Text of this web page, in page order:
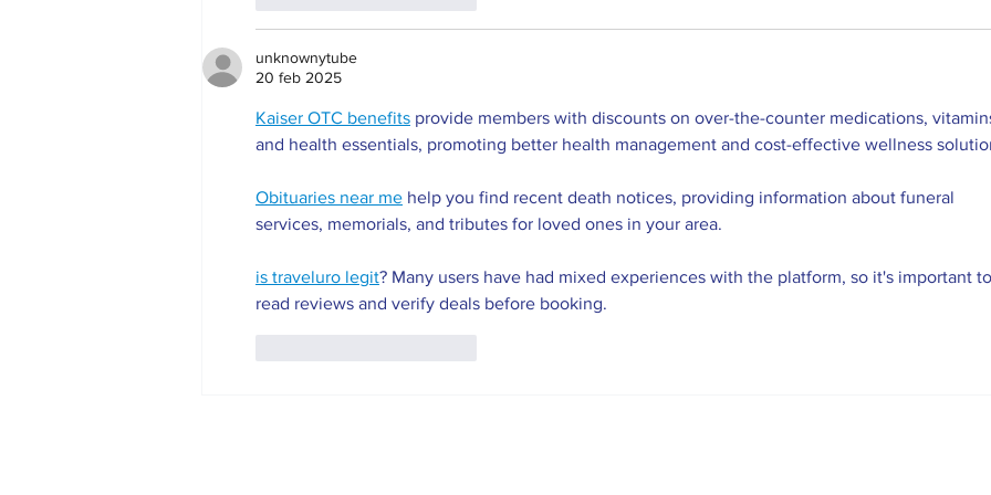
unknownytube
20 feb 2025
Kaiser OTC benefits provide members with discounts on over-the-counter medications,
and health essentials, promoting better health management and cost-effective wellness
Obituaries near me help you find recent death notices, providing information about funeral
services, memorials, and tributes for loved ones in your area.
is traveluro legit? Many users have had mixed experiences with the platform, so it's important to
read reviews and verify deals before booking.